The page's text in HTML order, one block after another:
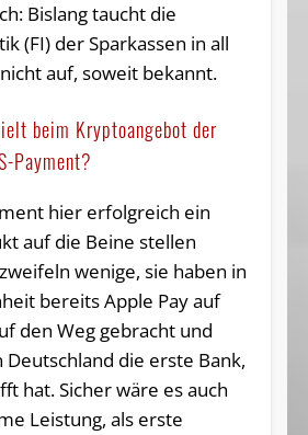
Bislang taucht die
(FI) der Sparkassen in all
auf, soweit bekannt.
beim Kryptoangebot der
Payment?
hier erfolgreich ein
auf die Beine stellen
wenige, sie haben in
bereits Apple Pay auf
den Weg gebracht und
die erste Bank,
hat. Sicher wäre es auch
Leistung, als erste